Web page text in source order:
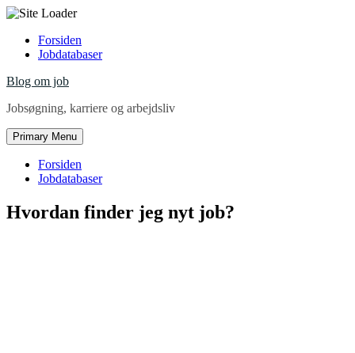
Skip
Forsiden
Jobdatabaser
Blog om job
Jobsøgning, karriere og arbejdsliv
Primary Menu
Forsiden
Jobdatabaser
Hvordan finder jeg nyt job?